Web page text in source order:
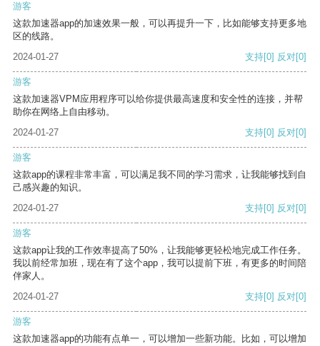
游客
这款加速器app的加速效果一般，可以再提升一下，比如能够支持更多地
区的线路。
2024-01-27
支持[0] 反对[0]
游客
这款加速器VPM应用程序可以给你提供最高速度和安全性的连接，并帮
助你在网络上自由移动。
2024-01-27
支持[0] 反对[0]
游客
这款app的课程非常丰富，可以满足我不同的学习需求，让我能够找到自
己感兴趣的知识。
2024-01-27
支持[0] 反对[0]
游客
这款app让我的工作效率提高了50%，让我能够更轻松地完成工作任务。
我以前经常加班，现在有了这个app，我可以提前下班，有更多的时间陪
伴家人。
2024-01-27
支持[0] 反对[0]
游客
这款加速器app的功能有点单一，可以增加一些新功能。比如，可以增加